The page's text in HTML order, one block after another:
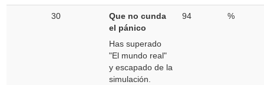
30
Que no cunda
el pánico
Has superado
"El mundo real"
y escapado de la
simulación.
94 %